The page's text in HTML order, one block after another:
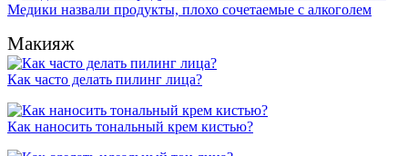
Медики назвали продукты, плохо сочетаемые с алкоголем
Макияж
Как часто делать пилинг лица?
Как наносить тональный крем кистью?